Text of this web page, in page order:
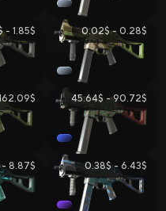
- 1.85$ 0.02$ - 0.28$
45.64$ - 90.72$
- 8.87$ 0.38$ - 6.43$